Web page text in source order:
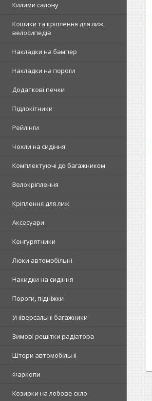
Килими салону
Кошики та кріплення для лиж,
велосипедів
Накладки на бампер
Накладки на пороги
Додаткові печки
Підлокітники
Рейлінги
Чохли на сидіння
Комплектуючі до багажником
Велокріплення
Кріплення для лиж
Аксесуари
Кенгурятники
Люки автомобільні
Накидки на сидіння
Пороги, підніжки
Універсальні багажники
Зимові решітки радіатора
Штори автомобільні
Фаркопи
Козирки на лобове скло